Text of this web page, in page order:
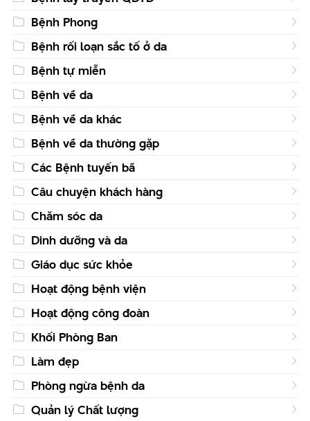
Bệnh Phong
Bệnh rối loạn sắc tố ở da
Bệnh tự miễn
Bệnh về da
Bệnh về da khác
Bệnh về da thường gặp
Các Bệnh tuyến bã
Câu chuyện khách hàng
Chăm sóc da
Dinh dưỡng và da
Giáo dục sức khỏe
Hoạt động bệnh viện
Hoạt động công đoàn
Khối Phòng Ban
Làm đẹp
Phòng ngừa bệnh da
Quản lý Chất lượng